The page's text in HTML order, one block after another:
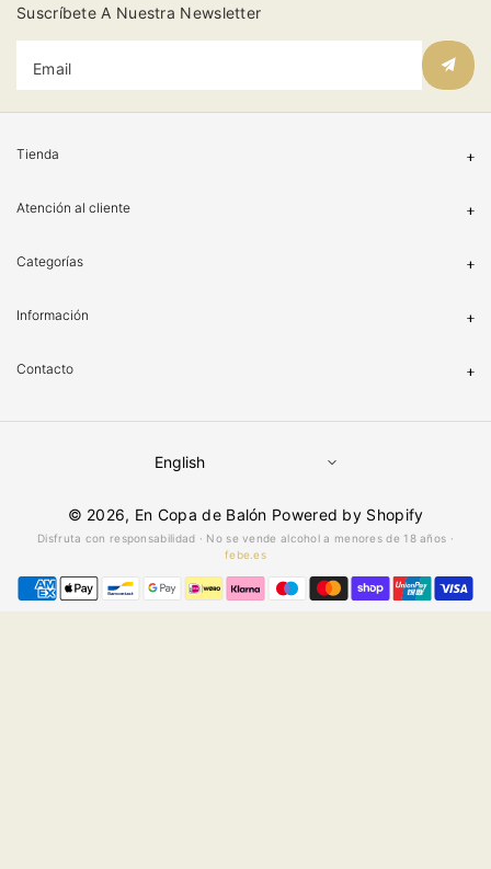
Suscríbete A Nuestra Newsletter
Email
Tienda
Atención al cliente
Categorías
Información
Contacto
English
© 2026, En Copa de Balón Powered by Shopify
Disfruta con responsabilidad · No se vende alcohol a menores de 18 años ·
febe.es
Payment